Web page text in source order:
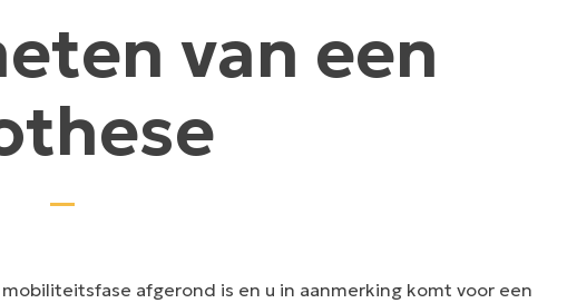
van een
afgerond is en u in aanmerking komt voor een